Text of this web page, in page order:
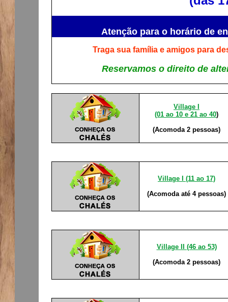
Atenção para o horário de
Traga sua família e amigos para
Reservamos o direito de
Village I
(01 ao 10 e 21 ao 40)
(Acomoda 2 pessoas)
Village I (11 ao 17)
(Acomoda até 4 pessoas)
Village II (46 ao 53)
(Acomoda 2 pessoas)